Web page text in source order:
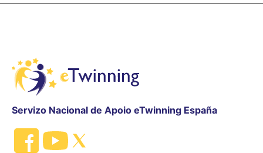
Servizo Nacional de Apoio eTwinning España